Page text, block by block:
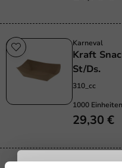
Karneval
Kraft
St/Ds.
310_cc
1000 Einheiten
29,30 €